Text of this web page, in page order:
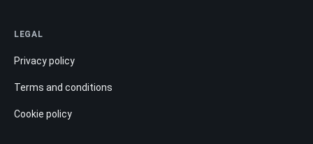
LEGAL
Privacy policy
Terms and conditions
Cookie policy